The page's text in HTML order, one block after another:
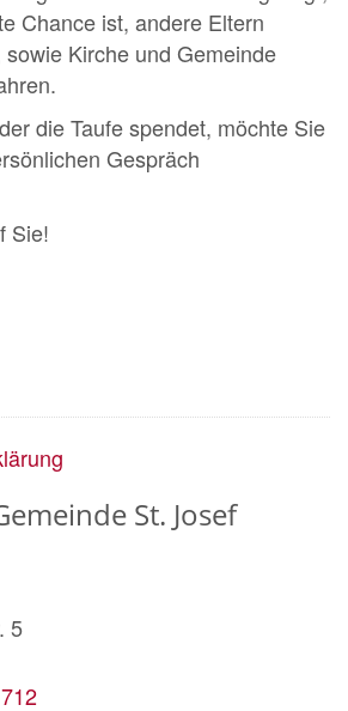
Chance ist, andere Eltern
Kirche und Gemeinde
die Taufe spendet, möchte Sie
Gespräch
Sie!
St. Josef
5